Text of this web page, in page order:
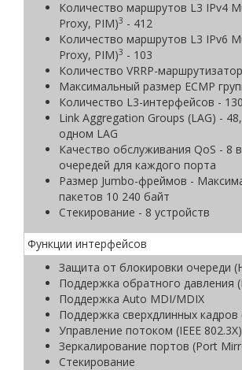
Количество маршрутов L3 IPv4
Proxy, PIM)3 - 412
Количество маршрутов L3 IPv6
Proxy, PIM)3 - 103
Количество VRRP-
Максимальный размер ECMP
Количество L3-интерфейсов - 130
Link Aggregation Groups (LAG) -
одном LAG
Качество обслуживания QoS - 8
очередей для каждого порта
Размер Jumbo-фреймов -
пакетов 10 240 байт
Стекирование - 8 устройств
Функции интерфейсов
Защита от блокировки очереди
Поддержка обратного давления
Поддержка Auto MDI/MDIX
Поддержка сверхдлинных кадров
Управление потоком (IEEE 802.3X)
Зеркалирование портов (Port
Стекирование